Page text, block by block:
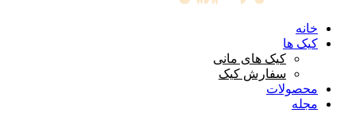
خانه
کیک ها
کیک های مانی
سفارش کیک
محصولات
مجله